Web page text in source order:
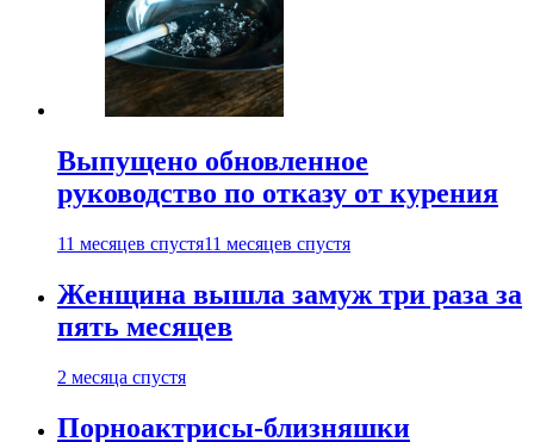
Выпущено обновленное
руководство по отказу от курения
11 месяцев спустя11 месяцев спустя
Женщина вышла замуж три раза за
пять месяцев
2 месяца спустя
Порноактрисы-близняшки